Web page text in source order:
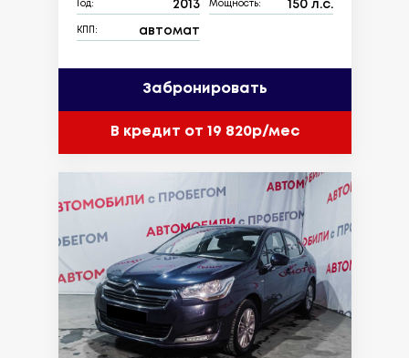
Год: 2013 Мощность: 150 л.с.
КПП: автомат
Забронировать
В кредит от 19 820р/мес